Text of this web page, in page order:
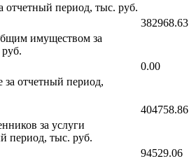
отчетный период, тыс. руб.
382968.63
имуществом за
0.00
за отчетный период,
404758.86
за услуги
период, тыс. руб.
94529.06